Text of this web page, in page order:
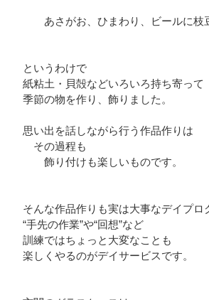
あさがお、ひまわり、ビール
というわけで
紙粘土・貝殻などいろいろ持ち寄って
季節の物を作り、飾りました。
思い出を話しながら行う作品作りは
その過程も
飾り付けも楽しいものです。
そんな作品作りも実は大事なデイプロ
“手先の作業”や“回想”など
訓練ではちょっと大変なことも
楽しくやるのがデイサービスです。